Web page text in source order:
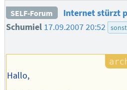
SELF-Forum
Internet stürzt
Schumiel 17.09.2007 20:52
Hallo,